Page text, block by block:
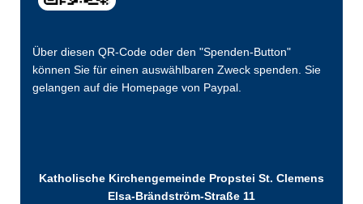
Über diesen QR-Code oder den "Spenden-Button"
können Sie für einen auswählbaren Zweck spenden. Sie
gelangen auf die Homepage von Paypal.
Katholische Kirchengemeinde Propstei St. Clemens
Elsa-Brändström-Straße 11